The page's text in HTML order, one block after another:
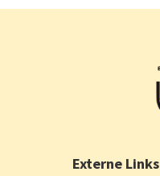
Externe Links